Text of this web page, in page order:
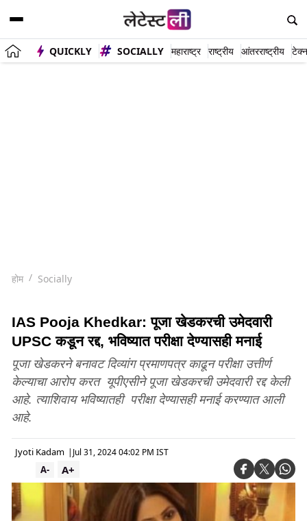
QUICKLY SOCIALLY महाराष्ट्र राष्ट्रीय आंतरराष्ट्रीय
होम Socially
IAS Pooja Khedkar: पूजा खेडकरची उमेदवारी
UPSC कडून रद्द, भविष्यात परीक्षा देण्यासही मनाई
पूजा खेडकरने बनावट दिव्यांग प्रमाणपत्र काढून परीक्षा उत्तीर्ण
केल्याचा आरोप करत यूपीएसीने पूजा खेडकरची उमेदवारी रद्द केली
आहे. त्याशिवाय भविष्यातही परीक्षा देण्यासही मनाई करण्यात आली
आहे.
Jyoti Kadam | Jul 31, 2024 04:02 PM IST
A+
A-